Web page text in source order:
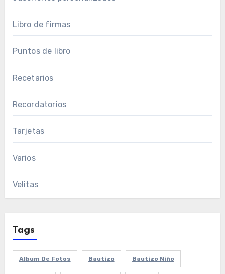
Libro de firmas
Puntos de libro
Recetarios
Recordatorios
Tarjetas
Varios
Velitas
Tags
Album De Fotos Bautizo Bautizo Niño